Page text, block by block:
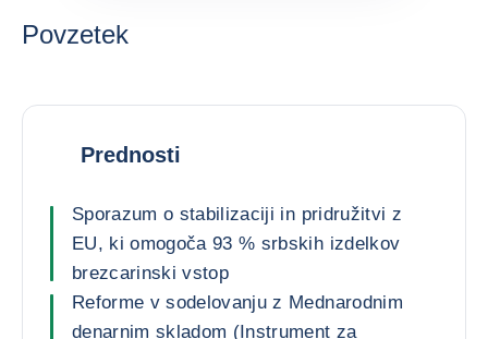
Povzetek
Prednosti
Sporazum o stabilizaciji in pridružitvi z
EU, ki omogoča 93 % srbskih izdelkov
brezcarinski vstop
Reforme v sodelovanju z Mednarodnim
denarnim skladom (Instrument za